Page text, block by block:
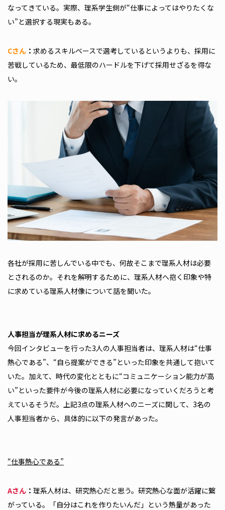
なってきている。実際、理系学生側が“仕事によってはやりたくな
い”と選択する現実もある。
Cさん ： 求めるスキルベースで選考しているというよりも、採用に
苦戦しているため、最低限のハードルを下げて採用せざるを得な
い。
各社が採用に苦しんでいる中でも、何故そこまで理系人材は必要
とされるのか。それを解明するために、理系人材へ抱く印象や特
に求めている理系人材像について話を聞いた。
――人事担当が理系人材に求めるニーズ
今回インタビューを行った3人の人事担当者は、理系人材は“仕事
熱心である”、“自ら提案ができる”といった印象を共通して抱いて
いた。加えて、時代の変化とともに“コミュニケーション能力が高
い”といった要件が今後の理系人材に必要になっていくだろうと考
えているそうだ。上記3点の理系人材へのニーズに関して、3名の
人事担当者から、具体的に以下の発言があった。
“仕事熱心である”
Aさん ： 理系人材は、研究熱心だと思う。研究熱心な面が活躍に繋
がっている。「自分はこれを作りたいんだ」という熱量があった